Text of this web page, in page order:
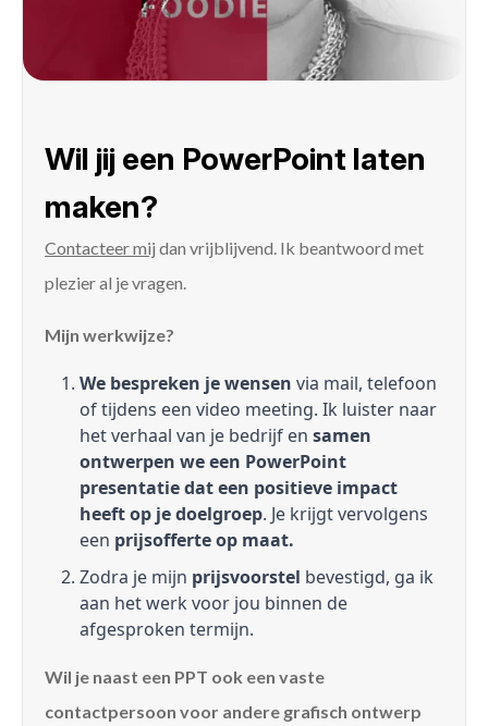
Wil jij een PowerPoint laten
maken?
Contacteer mij dan vrijblijvend. Ik beantwoord met
plezier al je vragen.
Mijn werkwijze?
We bespreken je wensen via mail, telefoon
of tijdens een video meeting. Ik luister naar
het verhaal van je bedrijf en samen
ontwerpen we een PowerPoint
presentatie dat een positieve impact
heeft op je doelgroep. Je krijgt vervolgens
een prijsofferte op maat.
Zodra je mijn prijsvoorstel bevestigd, ga ik
aan het werk voor jou binnen de
afgesproken termijn.
Wil je naast een PPT ook een vaste
contactpersoon voor andere grafisch ontwerp